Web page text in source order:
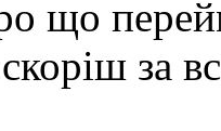
що
за